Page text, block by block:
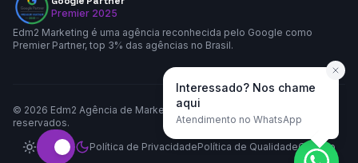
Interessado? Nos chame
aqui
Atendimento no WhatsApp
Premier 2025
Edm2 Marketing é uma agência reconhecida pelo Google como
Premier Partner, top 3% das agências no Brasil.
© 2026 Edm2 Agência de Marketing LTDA. Todos os direitos
reservados.
Política de PrivacidadePolítica de QualidadeContato